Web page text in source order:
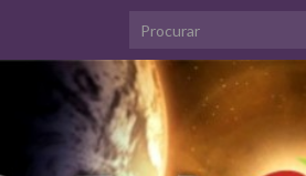
Search for: